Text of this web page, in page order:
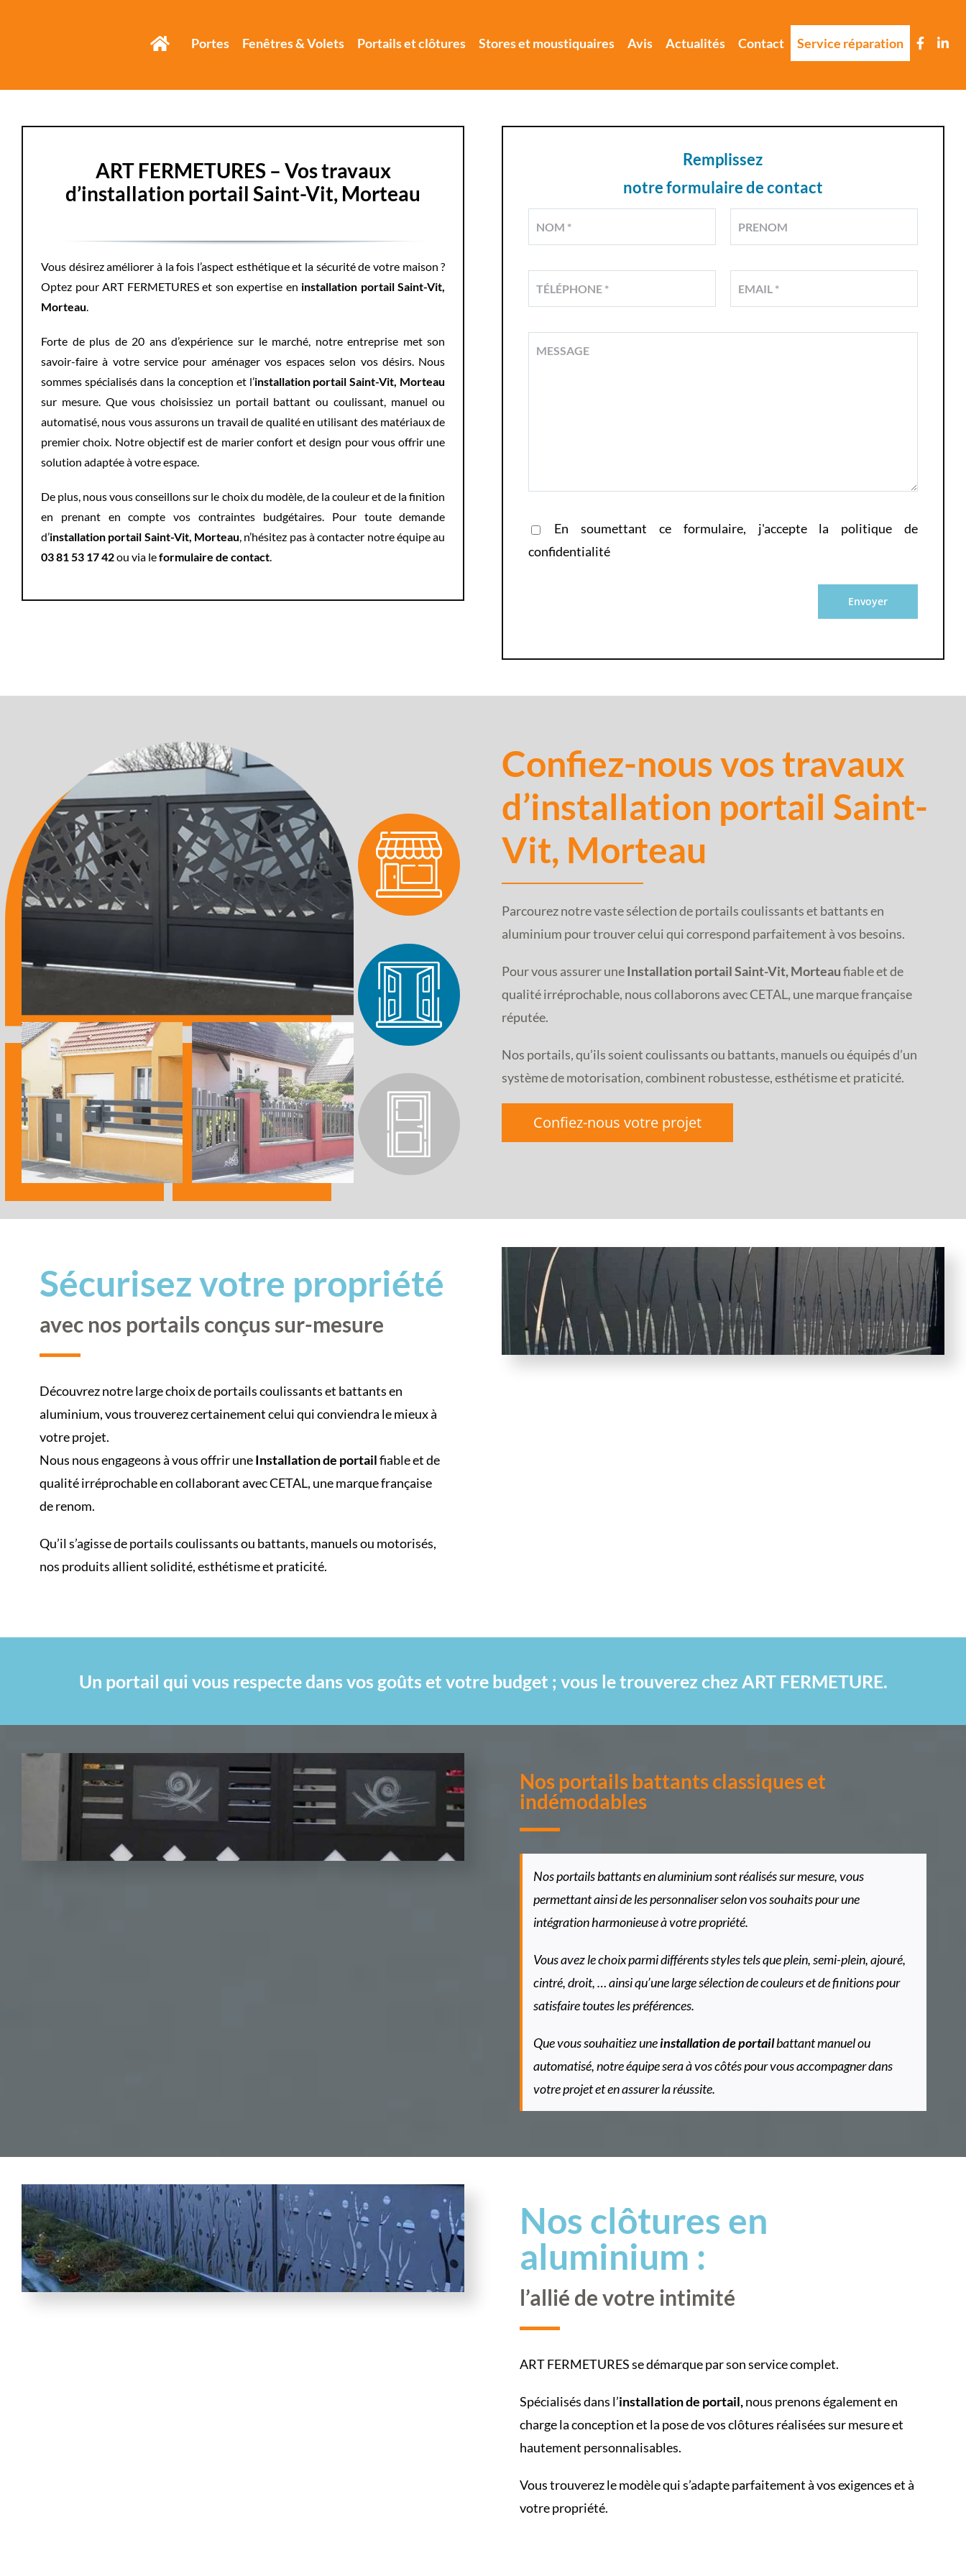
Portes Fenêtres & Volets Portails et clôtures Stores et moustiquaires Avis Actualités Contact Service réparation
ART FERMETURES – Vos travaux
d’installation portail Saint-Vit, Morteau
Vous désirez améliorer à la fois l’aspect esthétique et la sécurité de votre maison ?
Optez pour ART FERMETURES et son expertise en installation portail Saint-Vit,
Morteau
Forte de plus de 20 ans d’expérience sur le marché, notre entreprise met son
savoir-faire à votre service pour aménager vos espaces selon vos désirs. Nous
sommes spécialisés dans la conception et l’installation portail Saint-Vit, Morteau
sur mesure. Que vous choisissiez un portail battant ou coulissant, manuel ou
automatisé, nous vous assurons un travail de qualité en utilisant des matériaux de
premier choix. Notre objectif est de marier confort et design pour vous offrir une
solution adaptée à votre espace.
De plus, nous vous conseillons sur le choix du modèle, de la couleur et de la finition
en prenant en compte vos contraintes budgétaires. Pour toute demande
d’installation portail Saint-Vit, Morteau , n’hésitez pas à contacter notre équipe au
03 81 53 17 42ou via leformulaire de contact
Remplissez
notre formulaire de contact
En soumettant ce formulaire, j'accepte la politique de
confidentialité
Confiez-nous vos travaux
d’installation portail Saint-
Vit, Morteau
Parcourez notre vaste sélection de portails coulissants et battants en
aluminium pour trouver celui qui correspond parfaitement à vos besoins.
Pour vous assurer uneInstallationportail Saint-Vit, Morteaufiable et de
qualité irréprochable, nous collaborons avec CETAL, une marque française
réputée.
Nos portails, qu’ils soient coulissants ou battants, manuels ou équipés d’un
système de motorisation, combinent robustesse, esthétisme et praticité.
Confiez-nous votre projet
Sécurisez votre propriété
avec nos portails conçus sur-mesure
Découvrez notre large choix de portails coulissants et battants en
aluminium, vous trouverez certainement celui qui conviendra le mieux à
votre projet.
Nous nous engageons à vous offrir uneInstallation de portailfiable et de
qualité irréprochable en collaborant avec CETAL, une marque française
de renom.
Qu’il s’agisse de portails coulissants ou battants, manuels ou motorisés,
nos produits allient solidité, esthétisme et praticité.
Un portail qui vous respecte dans vos goûts et votre budget ; vous le trouverez chez ART FERMETURE.
Nos portails battants classiques et
indémodables
Nos portails battants en aluminium sont réalisés sur mesure, vous
permettant ainsi de les personnaliser selon vos souhaits pour une
intégration harmonieuse à votre propriété.
Vous avez le choix parmi différents styles tels que plein, semi-plein, ajouré,
cintré, droit, … ainsi qu’une large sélection de couleurs et de finitions pour
satisfaire toutes les préférences.
Que vous souhaitiez uneinstallation de portailbattant manuel ou
automatisé, notre équipe sera à vos côtés pour vous accompagner dans
votre projet et en assurer la réussite.
Nos clôtures en
aluminium :
l’allié de votre intimité
ART FERMETURES se démarque par son service complet.
Spécialisés dans l’installation de portail,nous prenons également en
charge la conception et la pose de vos clôtures réalisées sur mesure et
hautement personnalisables.
Vous trouverez le modèle qui s’adapte parfaitement à vos exigences et à
votre propriété.